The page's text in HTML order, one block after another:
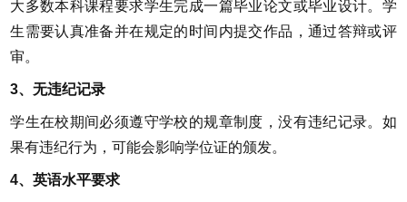
大多数本科课程要求学生完成一篇毕业论文或毕业设计。学
生需要认真准备并在规定的时间内提交作品，通过答辩或评
审。
3、无违纪记录
学生在校期间必须遵守学校的规章制度，没有违纪记录。如
果有违纪行为，可能会影响学位证的颁发。
4、英语水平要求